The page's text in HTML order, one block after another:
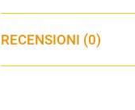
RECENSIONI (0)